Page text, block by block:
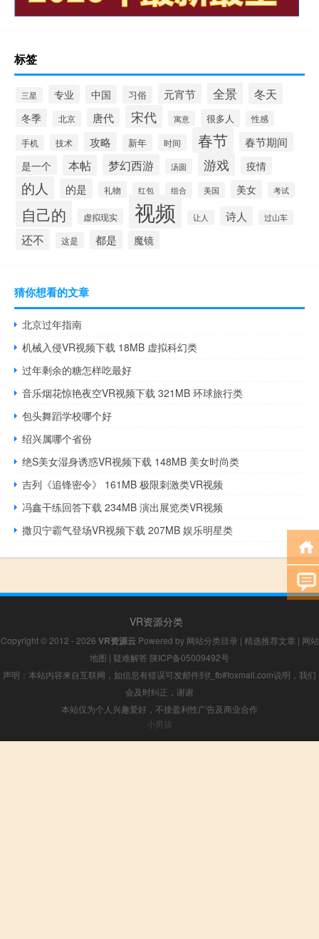
标签
三星 专业 中国 习俗 元宵节 全景 冬天
冬季 北京 唐代 宋代 寓意 很多人 性感
手机 技术 攻略 新年 时间 春节
春节期间
是一个
本帖 梦幻西游 汤圆 游戏 疫情
的人 的是 礼物 红包 组合 美国 美女 考试
自己的 虚拟现实 视频 让人 诗人 过山车
还不 这是 都是 魔镜
猜你想看的文章
北京过年指南
机械入侵VR视频下载 18MB 虚拟科幻类
过年剩余的糖怎样吃最好
音乐烟花惊艳夜空VR视频下载 321MB 环球旅行类
包头舞蹈学校哪个好
绍兴属哪个省份
绝S美女湿身诱惑VR视频下载 148MB 美女时尚类
吉列《追锋密令》 161MB 极限刺激类VR视频
冯鑫干练回答下载 234MB 演出展览类VR视频
撒贝宁霸气登场VR视频下载 207MB 娱乐明星类
VR资源分类
Copyright © 2012 - 2026 VR资源云Powered by 网站分类目录 | 精选推荐文章 | 网站
地图 | 疑难解答 陕ICP备05009492号
声明：本站内容来自互联网，如信息有错误可发邮件到f_fb#foxmail.com说明，我们
会及时纠正，谢谢
本站仅为个人兴趣爱好，不接盈利性广告及商业合作
小男孩